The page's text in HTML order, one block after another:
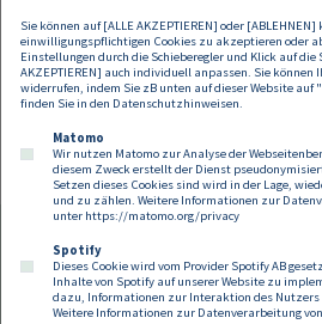
Kontakt Datenschutz
Sie können auf [ALLE AKZEPTIEREN] oder
einwilligungspflichtigen Cookies zu akzeptieren oder
Einstellungen durch die Schieberegler und Klick auf die
AKZEPTIEREN] auch individuell anpassen. Sie
widerrufen, indem Sie zB unten auf dieser Website auf
finden Sie in den Datenschutzhinweisen.
Matomo
Wir nutzen Matomo zur Analyse der
diesem Zweck erstellt der Dienst
Setzen dieses Cookies sind wird in der Lage,
und zu zählen. Weitere Informationen zur
unter https://matomo.org/privacy
Spotify
Dieses Cookie wird vom Provider Spotify AB
Inhalte von Spotify auf unserer Website zu
dazu, Informationen zur Interaktion des
Weitere Informationen zur Datenverarbeitung